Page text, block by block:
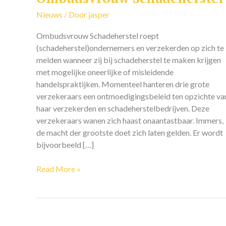
Nieuws / Door jasper
Ombudsvrouw Schadeherstel roept
(schadeherstel)ondernemers en verzekerden op zich te
melden wanneer zij bij schadeherstel te maken krijgen
met mogelijke oneerlijke of misleidende
handelspraktijken. Momenteel hanteren drie grote
verzekeraars een ontmoedigingsbeleid ten opzichte
haar verzekerden en schadeherstelbedrijven. Deze
verzekeraars wanen zich haast onaantastbaar. Immers,
de macht der grootste doet zich laten gelden. Er wordt
bijvoorbeeld […]
Read More »